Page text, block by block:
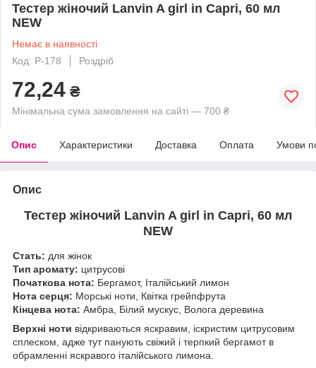
Тестер жіночий Lanvin A girl in Capri, 60 мл
NEW
Немає в наявності
Код: P-178
Роздріб
72,24 ₴
Мінімальна сума замовлення на сайті — 700 ₴
Опис Характеристики Доставка Оплата Умови
Опис
Тестер жіночий Lanvin A girl in Capri, 60 мл
NEW
Стать: для жінок
Тип аромату: цитрусові
Початкова нота: Бергамот, Італійський лимон
Нота серця: Морські ноти, Квітка грейпфрута
Кінцева нота: Амбра, Білий мускус, Волога деревина
Верхні ноти відкриваються яскравим, іскристим цитрусовим
сплеском, адже тут панують свіжий і терпкий бергамот в
обрамленні яскравого італійського лимона.